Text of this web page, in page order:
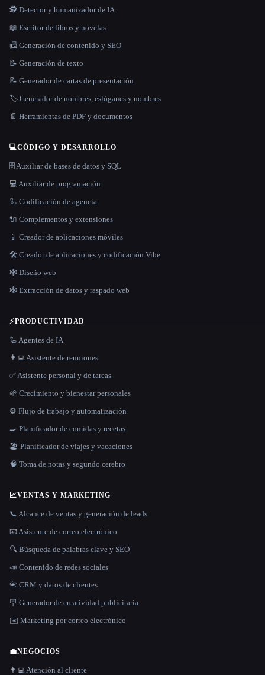
🕵️ Detector y humanizador de IA
📖 Escritor de libros y novelas
📠 Generación de contenido y SEO
📝 Generación de texto
📝 Generador de cartas de presentación
🏷️ Generador de nombres, eslóganes y nombres
📄 Herramientas de PDF y documentos
💻CÓDIGO Y DESARROLLO
🗄️ Auxiliar de bases de datos y SQL
💻 Auxiliar de programación
🦾 Codificación de agencia
🔌 Complementos y extensiones
📱 Creador de aplicaciones móviles
🛠️ Creador de aplicaciones y codificación Vibe
🕸 Diseño web
🕸️ Extracción de datos y raspado web
⚡PRODUCTIVIDAD
🦾 Agentes de IA
👨‍💻 Asistente de reuniones
✅ Asistente personal y de tareas
🌱 Crecimiento y bienestar personales
⚙️ Flujo de trabajo y automatización
🍳 Planificador de comidas y recetas
🏖 Planificador de viajes y vacaciones
🧠 Toma de notas y segundo cerebro
📈VENTAS Y MARKETING
📞 Alcance de ventas y generación de leads
📧 Asistente de correo electrónico
🔍 Búsqueda de palabras clave y SEO
📣 Contenido de redes sociales
📇 CRM y datos de clientes
🪧 Generador de creatividad publicitaria
✉️ Marketing por correo electrónico
💼NEGOCIOS
👨‍💻 Atención al cliente